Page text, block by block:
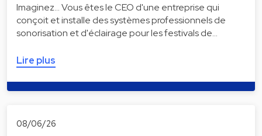
Imaginez... Vous êtes le CEO d'une entreprise qui
conçoit et installe des systèmes professionnels de
sonorisation et d'éclairage pour les festivals de…
Lire plus
08/06/26